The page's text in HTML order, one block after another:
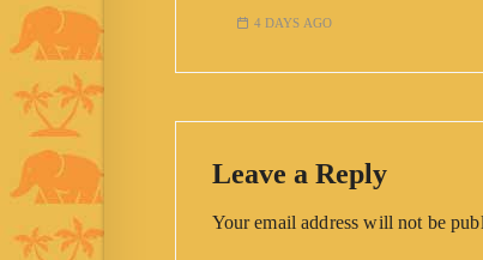
4 DAYS AGO
Leave a Reply
Your email address will not be